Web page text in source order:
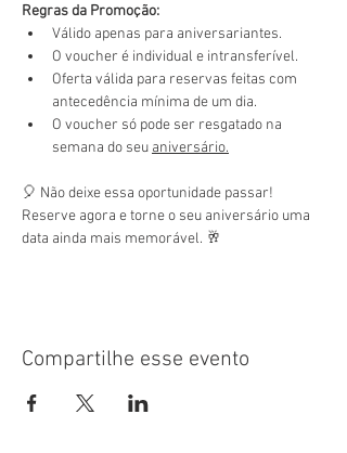
Regras da Promoção:
Válido apenas para aniversariantes.
O voucher é individual e intransferível.
Oferta válida para reservas feitas com
antecedência mínima de um dia.
O voucher só pode ser resgatado na
semana do seu aniversário.
🎈 Não deixe essa oportunidade passar!
Reserve agora e torne o seu aniversário uma
data ainda mais memorável. 🥂
Compartilhe esse evento